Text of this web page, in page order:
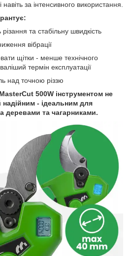
за інтенсивного використання.
різання та стабільну швидкість
вібрації
щітки - менше технічного
термін експлуатації
над точною різзю
500W інструментом не
надійним - ідеальним для
деревами та чагарниками.